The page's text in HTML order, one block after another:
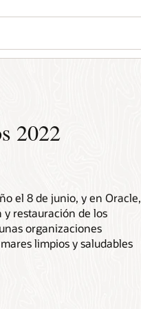
2022
el 8 de junio, y en Oracle,
restauración de los
organizaciones
limpios y saludables